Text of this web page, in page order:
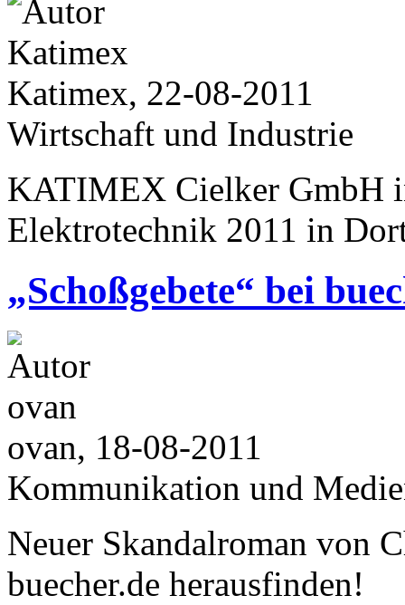
Katimex, 22-08-2011
Wirtschaft und Industrie
KATIMEX Cielker GmbH
Elektrotechnik 2011 in
„Schoßgebete“ bei
ovan, 18-08-2011
Kommunikation und
Neuer Skandalroman von
buecher.de herausfinden!